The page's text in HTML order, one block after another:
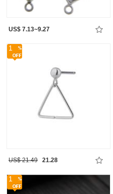
US$ 7.13~9.27
1
US$ 21.49 21.28
1